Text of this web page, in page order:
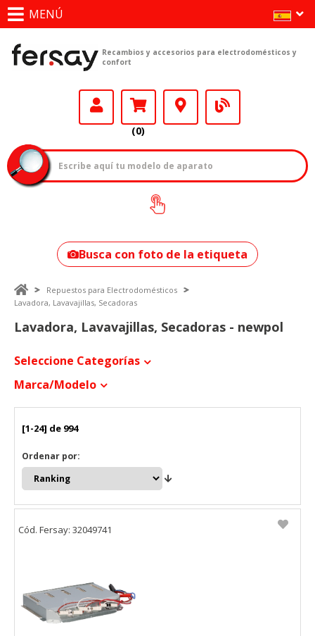
MENÚ
Recambios y accesorios para electrodomésticos y
confort
(0)
¿Cómo encontrar
tu modelo?
Busca con foto de la etiqueta
Repuestos para Electrodomésticos
Lavadora, Lavavajillas, Secadoras
Lavadora, Lavavajillas, Secadoras - newpol
Seleccione Categorías
Marca/modelo
[1-24] de 994
Ordenar por:
Cód. Fersay: 32049741